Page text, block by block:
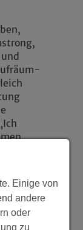
die
Einige von
andere
oder
zu